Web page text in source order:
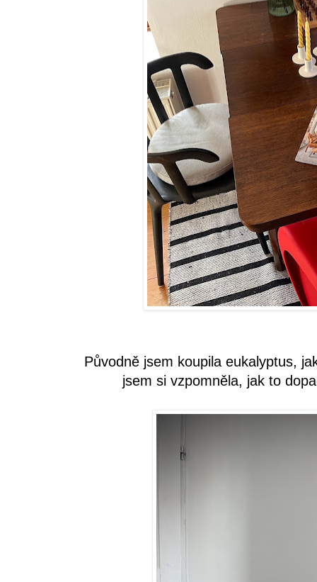
Původně jsem koupila eukalyptus,
jsem si vzpomněla, jak to